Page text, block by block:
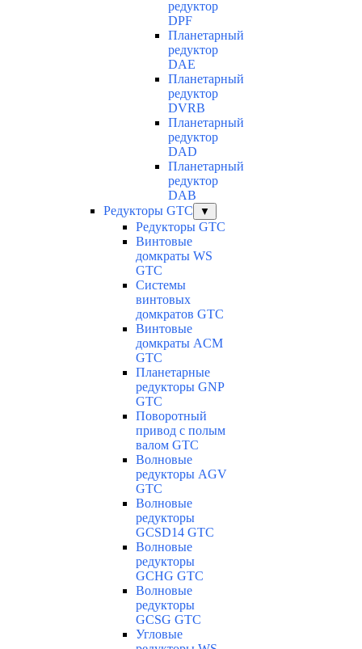
редуктор
DPF
Планетарный
редуктор
DAE
Планетарный
редуктор
DVRB
Планетарный
редуктор
DAD
Планетарный
редуктор
DAB
Редукторы GTC
▼
Редукторы GTC
Винтовые
домкраты WS
GTC
Системы
винтовых
домкратов GTC
Винтовые
домкраты ACM
GTC
Планетарные
редукторы GNP
GTC
Поворотный
привод с полым
валом GTC
Волновые
редукторы AGV
GTC
Волновые
редукторы
GCSD14 GTC
Волновые
редукторы
GCHG GTC
Волновые
редукторы
GCSG GTC
Угловые